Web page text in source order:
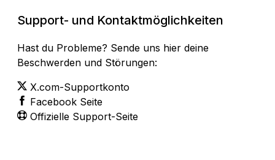
Support- und Kontaktmöglichkeiten
Hast du Probleme? Sende uns hier deine
Beschwerden und Störungen:
X.com-Supportkonto
Facebook Seite
Offizielle Support-Seite